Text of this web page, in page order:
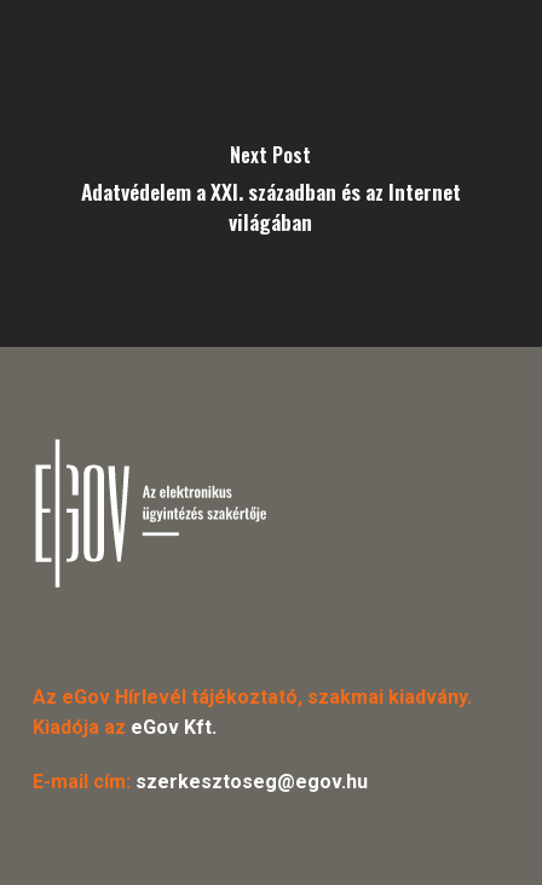
Next Post
Adatvédelem a XXI. században és az Internet
világában
Az eGov Hírlevél tájékoztató, szakmai kiadvány.
Kiadója az eGov Kft.
E-mail cím: szerkesztoseg@egov.hu